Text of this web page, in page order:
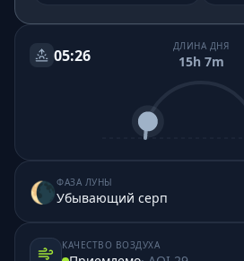
05:26 ДЛИНА ДНЯ
15h 7m
🌘ФАЗА ЛУНЫ
Убывающий серп
КАЧЕСТВО ВОЗДУХА